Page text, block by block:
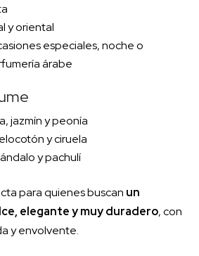
y oriental
especiales, noche o
árabe
jazmín y peonía
y ciruela
y pachulí
para quienes buscan un
elegante y muy duradero, con
y envolvente.